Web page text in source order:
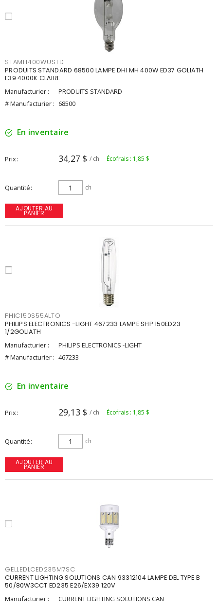
STAMH400WUSTD
PRODUITS STANDARD 68500 LAMPE DHI MH 400W ED37 GOLIATH
E39 4000K CLAIRE
Manufacturier :
PRODUITS STANDARD
# Manufacturier : 68500
En inventaire
Prix 34,27 $ / ch Écofrais : 1,85 $
Quantité ch
AJOUTER AU
PANIER
PHIC150S55ALTO
PHILIPS ELECTRONICS -LIGHT 467233 LAMPE SHP 150ED23
1/2GOLIATH
Manufacturier :
PHILIPS ELECTRONICS -LIGHT
# Manufacturier : 467233
En inventaire
Prix 29,13 $ / ch Écofrais : 1,85 $
Quantité ch
AJOUTER AU
PANIER
GELLEDLCED235M7SC
CURRENT LIGHTING SOLUTIONS CAN 93312104 LAMPE DEL TYPE B
50/80W3CCT ED235 E26/EX39 120V
Manufacturier :
CURRENT LIGHTING SOLUTIONS CAN